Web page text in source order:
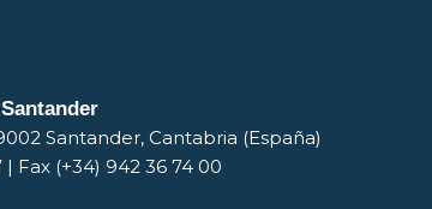
Santander, Cantabria (España)
Fax (+34) 942 36 74 00